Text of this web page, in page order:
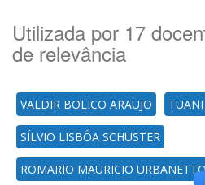
Utilizada por 17
de relevância
VALDIR BOLICO ARAUJO
SÍLVIO LISBÔA SCHUSTER
ROMARIO MAURICIO